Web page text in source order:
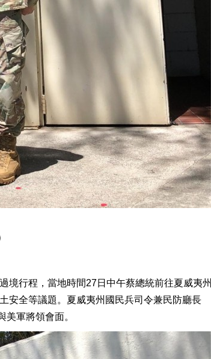
境行程，當地時間27日中午蔡總統前往夏威夷州
安全等議題。夏威夷州國民兵司令兼民防廳長
軍將領會面。